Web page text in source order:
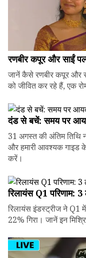
रणबीर कपूर और साईं
जानें कैसे रणबीर कपूर और
को जीवित कर रहे हैं, एक
दंड से बचें: समय पर
31 अगस्त की अंतिम तिथि
और हमारी आवश्यक गाइड
करें।
रिलायंस Q1 परिणाम:
रिलायंस इंडस्ट्रीज ने Q1 में
22% गिरा। जानें इन